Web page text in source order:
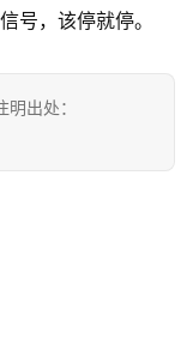
号，该停就停。
出处：